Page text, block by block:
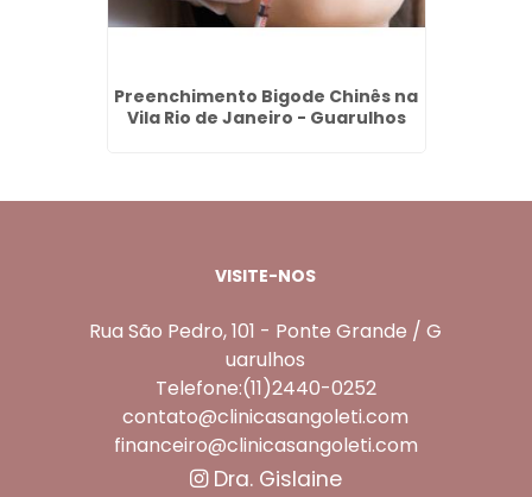
Preenchimento Bigode Chinês na
Vila Rio de Janeiro - Guarulhos
VISITE-NOS
Rua São Pedro, 101 - Ponte Grande / G
uarulhos
Telefone:(11)2440-0252
contato@clinicasangoleti.com
financeiro@clinicasangoleti.com
Dra. Gislaine